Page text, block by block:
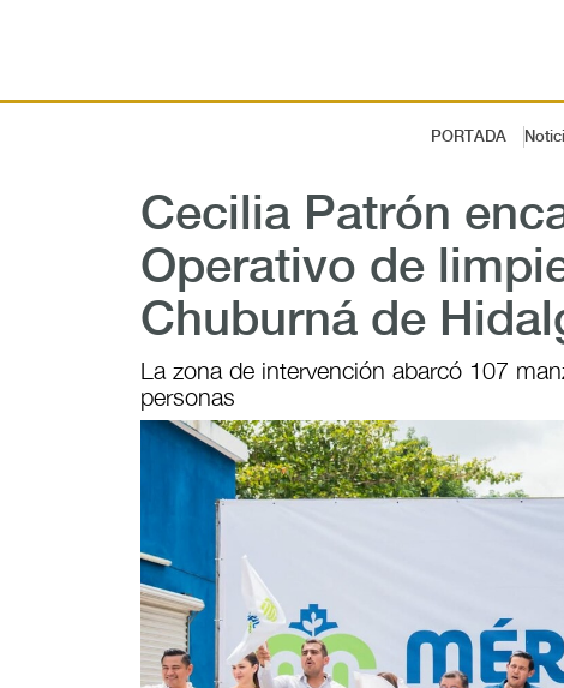
PORTADA
Cecilia Patrón
Operativo de
Chuburná de
La zona de intervención abarcó 107
personas